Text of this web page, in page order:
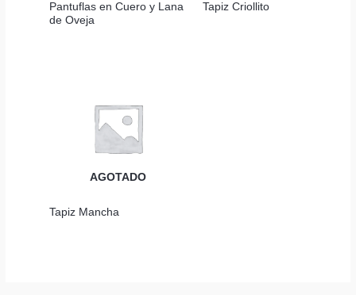
Pantuflas en Cuero y Lana
de Oveja
Tapiz Criollito
AGOTADO
Tapiz Mancha